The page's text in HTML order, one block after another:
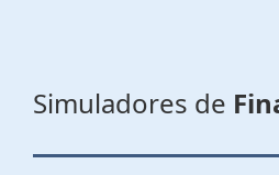
Simuladores de